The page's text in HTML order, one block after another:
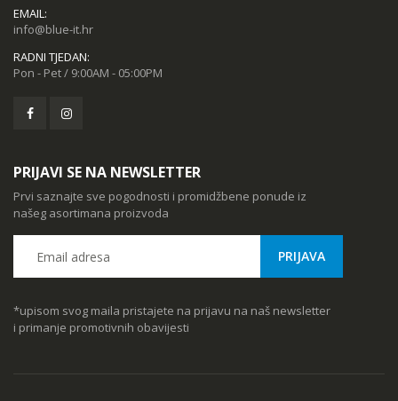
EMAIL:
info@blue-it.hr
RADNI TJEDAN:
Pon - Pet / 9:00AM - 05:00PM
PRIJAVI SE NA NEWSLETTER
Prvi saznajte sve pogodnosti i promidžbene ponude iz
našeg asortimana proizvoda
*upisom svog maila pristajete na prijavu na naš newsletter
i primanje promotivnih obavijesti